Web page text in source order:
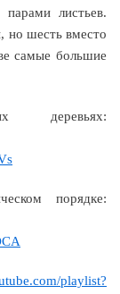
листьев.
но шесть вместо
самые большие
деревьях:
порядке:
playlist?